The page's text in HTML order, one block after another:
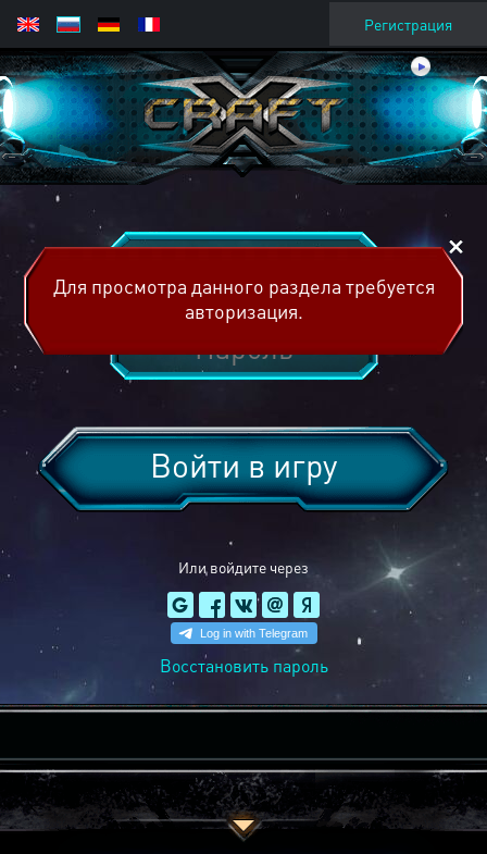
Регистрация
Или войдите через
Войти в игру
Восстановить пароль
Для просмотра данного раздела требуется
авторизация.